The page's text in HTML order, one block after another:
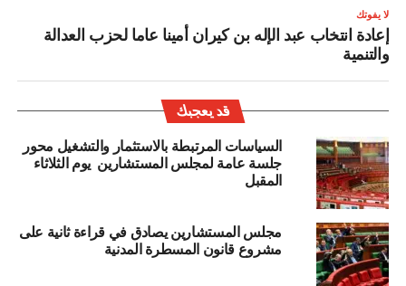
لا يفوتك
إعادة انتخاب عبد الإله بن كيران أمينا عاما لحزب العدالة
والتنمية
قد يعجبك
السياسات المرتبطة بالاستثمار والتشغيل محور
جلسة عامة لمجلس المستشارين يوم الثلاثاء
المقبل
مجلس المستشارين يصادق في قراءة ثانية على
مشروع قانون المسطرة المدنية